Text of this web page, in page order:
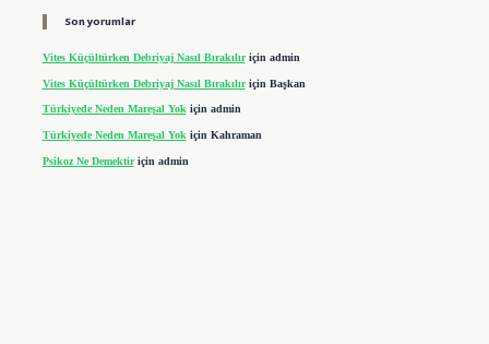
Son yorumlar
Vites Küçültürken Debriyaj Nasıl Bırakılıriçin admin
Vites Küçültürken Debriyaj Nasıl Bırakılıriçin Başkan
Türkiyede Neden Mareşal Yokiçin admin
Türkiyede Neden Mareşal Yok için Kahraman
Psikoz Ne Demektiriçin admin